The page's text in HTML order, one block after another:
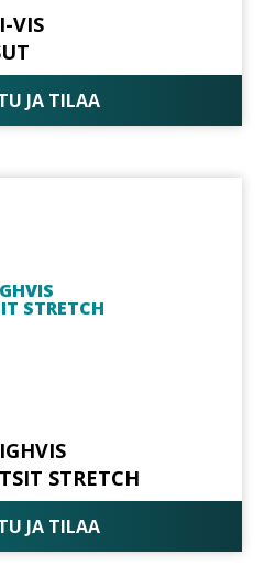
VIS
JA TILAA
STRETCH
JA TILAA